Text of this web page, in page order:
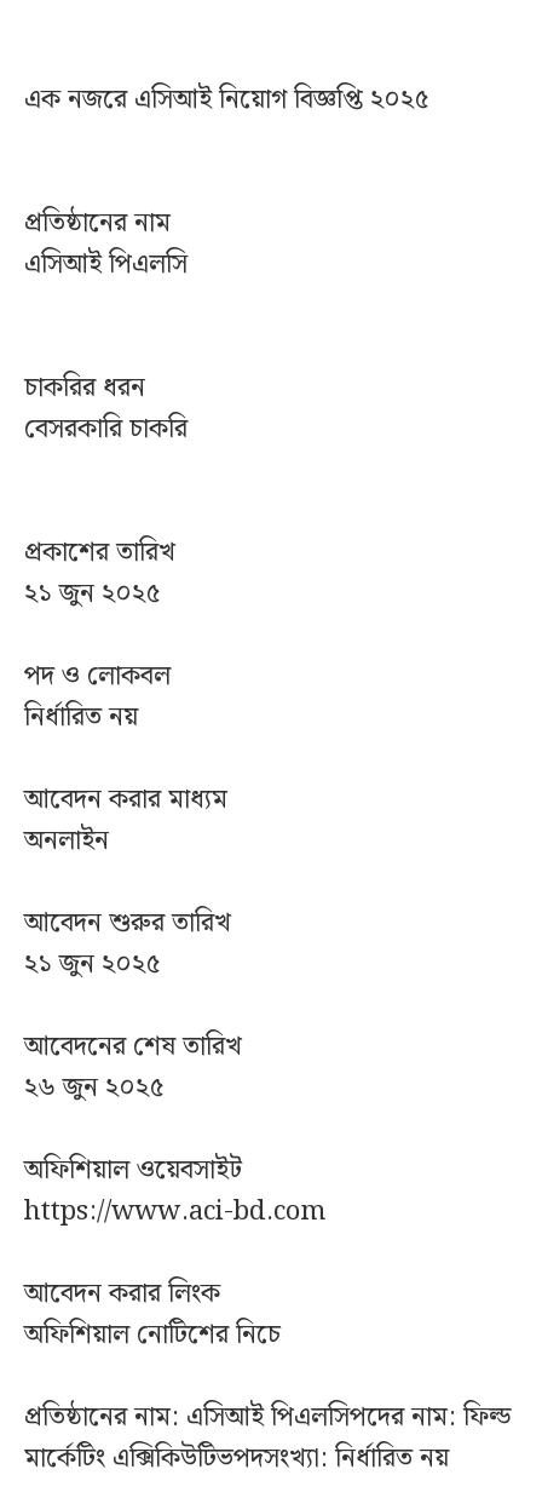
এক নজরে এসিআই নিয়োগ বিজ্ঞপ্তি ২০২৫
প্রতিষ্ঠানের নাম
এসিআই পিএলসি
চাকরির ধরন
বেসরকারি চাকরি
প্রকাশের তারিখ
২১ জুন ২০২৫
পদ ও লোকবল
নির্ধারিত নয়
আবেদন করার মাধ্যম
অনলাইন
আবেদন শুরুর তারিখ
২১ জুন ২০২৫
আবেদনের শেষ তারিখ
২৬ জুন ২০২৫
অফিশিয়াল ওয়েবসাইট
https://www.aci-bd.com
আবেদন করার লিংক
অফিশিয়াল নোটিশের নিচে
প্রতিষ্ঠানের নাম: এসিআই পিএলসিপদের নাম: ফিল্ড
মার্কেটিং এক্সিকিউটিভপদসংখ্যা: নির্ধারিত নয়